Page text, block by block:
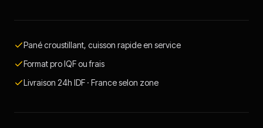
Pané croustillant, cuisson rapide en service
Format pro IQF ou frais
Livraison 24h IDF · France selon zone